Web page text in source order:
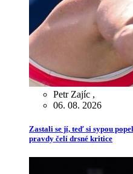
Petr Zajíc ,
06. 08. 2026
Zastali se jí, teď si sypou
pravdy čelí drsné kritice